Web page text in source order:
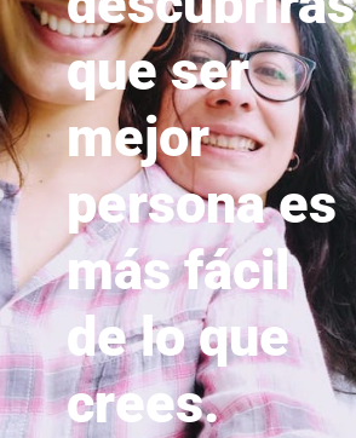
que ser
mejor
persona es
más fácil
de lo que
crees.